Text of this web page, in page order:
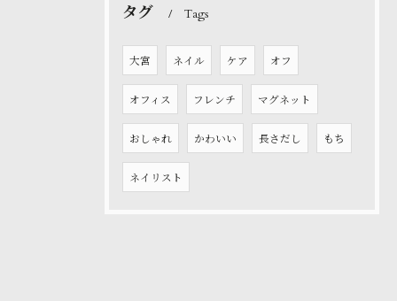
タグ Tags
大宮 ネイル ケア オフ
オフィス フレンチ マグネット
おしゃれ かわいい 長さだし もち
ネイリスト